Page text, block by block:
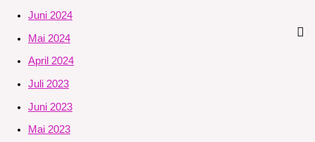
Juni 2024
Mai 2024
April 2024
Juli 2023
Juni 2023
Mai 2023